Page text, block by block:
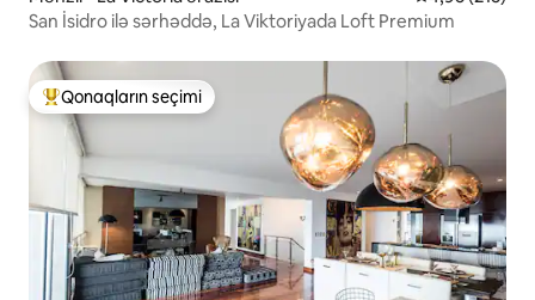
San İsidro ilə sərhəddə, La Viktoriyada Loft Premium
Populyar "Qonaqların seçimi"
Qonaqların seçimi